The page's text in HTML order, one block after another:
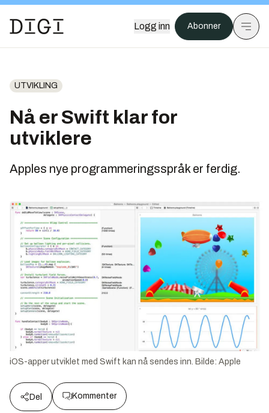
Logg inn Abonner
UTVIKLING
Nå er Swift klar for
utviklere
Apples nye programmeringsspråk er ferdig.
iOS-apper utviklet med Swift kan nå sendes inn. Bilde: Apple
Del Kommenter